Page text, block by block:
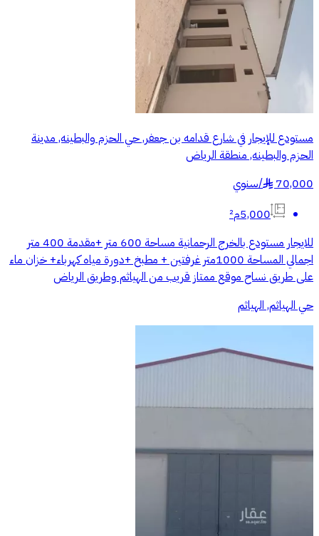
مستودع للإيجار في شارع قدامه بن جعفر, حي الحزم والبطينه, مدينة
الحزم والبطينه, منطقة الرياض
70,000
§
/سنوي
5,000م²
للايجار مستودع بالخرج الرحمانية مساحة 600 متر +مقدمة 400 متر
اجمالي المساحة 1000متر غرفتين + مطبخ +دورة مياه كهرباء+ خزان ماء
على طريق نساح موقع ممتاز قريب من الهياثم وطريق الرياض
حي الهياثم, الهياثم